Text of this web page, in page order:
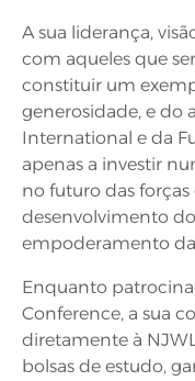
A sua liderança,
com aqueles que
constituir um
generosidade, e do
International e da
apenas a investir
no futuro das
desenvolvimento
empoderamento
Enquanto
Conference, a sua
diretamente à
bolsas de estudo,